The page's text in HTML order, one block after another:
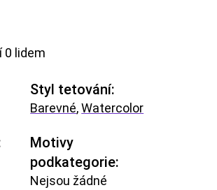
0 lidem
Styl tetování:
Barevné,Watercolor
Motivy
podkategorie:
Nejsou žádné